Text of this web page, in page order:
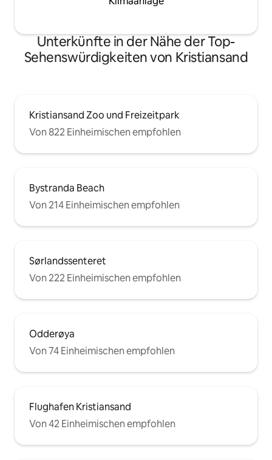
Unterkünfte in der Nähe der Top-
Sehenswürdigkeiten von Kristiansand
Kristiansand Zoo und Freizeitpark
Von 822 Einheimischen empfohlen
Bystranda Beach
Von 214 Einheimischen empfohlen
Sørlandssenteret
Von 222 Einheimischen empfohlen
Odderøya
Von 74 Einheimischen empfohlen
Flughafen Kristiansand
Von 42 Einheimischen empfohlen